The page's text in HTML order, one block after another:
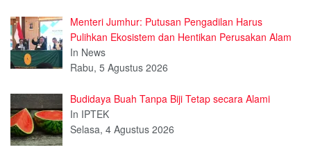
Menteri Jumhur: Putusan Pengadilan Harus
Pulihkan Ekosistem dan Hentikan Perusakan Alam
In News
Rabu, 5 Agustus 2026
Budidaya Buah Tanpa Biji Tetap secara Alami
In IPTEK
Selasa, 4 Agustus 2026